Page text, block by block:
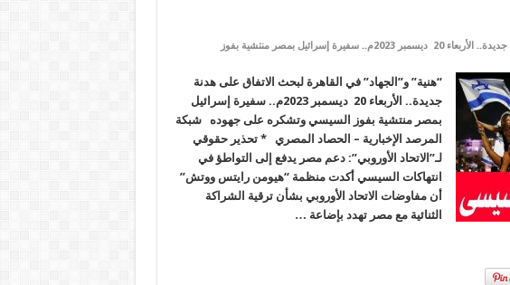
على هنية” و”الجهاد” في القاهرة لبحث الاتفاق على هدنة جديدة.. الأربعاء 20 ديسمبر 2023م.. سفيرة إسرائيل بمصر منتشية بفوز
“هنية” و”الجهاد” في القاهرة لبحث الاتفاق على هدنة
جديدة.. الأربعاء 20 ديسمبر 2023م.. سفيرة إسرائيل
بمصر منتشية بفوز السيسي وتشكره على جهوده شبكة
المرصد الإخبارية – الحصاد المصري * تحذير حقوقي
لـ”الاتحاد الأوروبي”: دعم مصر يدفع إلى التواطؤ في
انتهاكات السيسي أكدت منظمة “هيومن رايتس ووتش”
أن مفاوضات الاتحاد الأوروبي بشأن ترقية الشراكة
الثنائية مع مصر تهدد بإضاعة …